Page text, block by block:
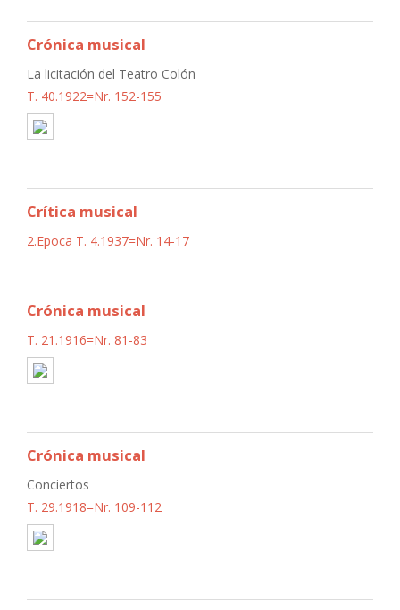
Crónica musical
La licitación del Teatro Colón
T. 40.1922=Nr. 152-155
Crítica musical
2.Epoca T. 4.1937=Nr. 14-17
Crónica musical
T. 21.1916=Nr. 81-83
Crónica musical
Conciertos
T. 29.1918=Nr. 109-112